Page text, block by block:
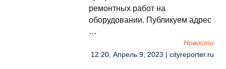
ремонтных работ на
оборудовании. Публикуем адрес
…
Новости
12:20, Апрель 9, 2023 | cityreporter.ru